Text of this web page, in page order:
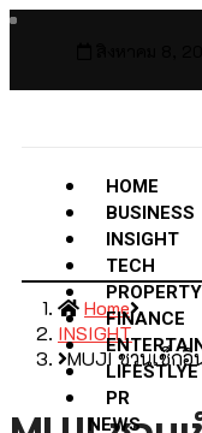
HOME
BUSINESS
INSIGHT
TECH
PROPERTY
FINANCE
LIFESTLYE
PR
NEWS
Home
INSIGHT
MUJI ชวนเช็กอิ